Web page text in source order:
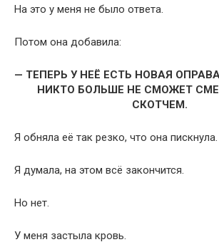
На это у меня не было ответа.
Потом она добавила:
— ТЕПЕРЬ У НЕЁ ЕСТЬ НОВАЯ
НИКТО БОЛЬШЕ НЕ СМОЖЕТ
СКОТЧЕМ.
Я обняла её так резко, что она пискнула.
Я думала, на этом всё закончится.
Но нет.
У меня застыла кровь.